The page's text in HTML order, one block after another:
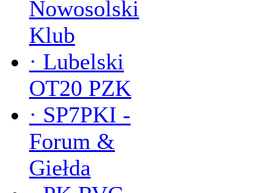
Nowosolski
Klub
· Lubelski
OT20 PZK
· SP7PKI -
Forum &
Giełda